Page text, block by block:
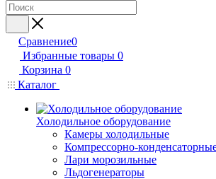
Сравнение0
Избранные товары 0
Корзина 0
Каталог
Холодильное оборудование
Камеры холодильные
Компрессорно-
Лари морозильные
Льдогенераторы